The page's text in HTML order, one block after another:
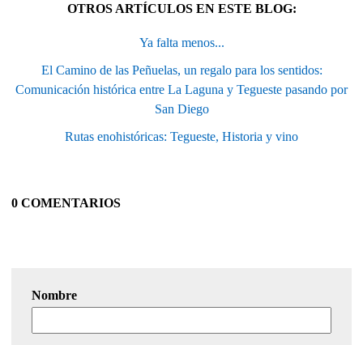
OTROS ARTÍCULOS EN ESTE BLOG:
Ya falta menos...
El Camino de las Peñuelas, un regalo para los sentidos:
Comunicación histórica entre La Laguna y Tegueste pasando por
San Diego
Rutas enohistóricas: Tegueste, Historia y vino
0 COMENTARIOS
Nombre